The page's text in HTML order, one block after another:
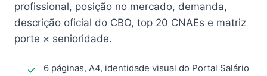
profissional, posição no mercado, demanda,
descrição oficial do CBO, top 20 CNAEs e matriz
porte × senioridade.
6 páginas, A4, identidade visual do Portal Salário